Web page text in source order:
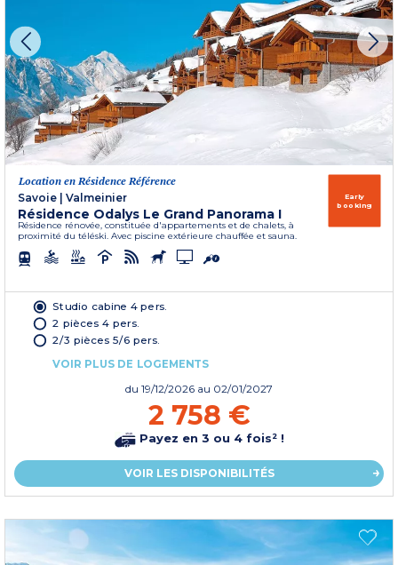
Location en Résidence Référence
Savoie
Valmeinier
Résidence Odalys Le Grand Panorama I
Résidence rénovée, constituée d'appartements et de chalets, à
proximité du téléski. Avec piscine extérieure chauffée et sauna.
Early
booking
Studio cabine 4 pers.
2 pièces 4 pers.
2/3 pièces 5/6 pers.
VOIR PLUS DE LOGEMENTS
du 19/12/2026 au 02/01/2027
2 758 €
Payez en 3 ou 4 fois² !
VOIR LES DISPONIBILITÉS